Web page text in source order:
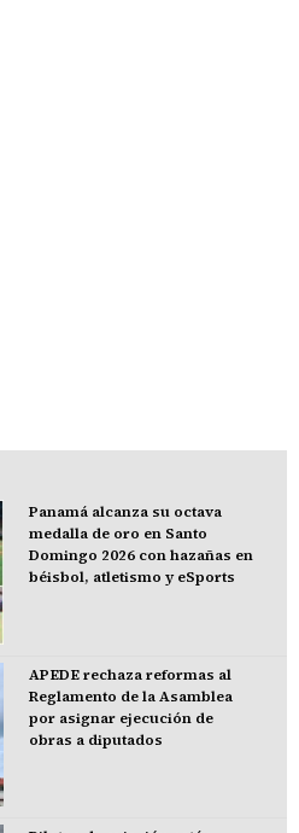
Panamá alcanza su octava
medalla de oro en Santo
Domingo 2026 con hazañas en
béisbol, atletismo y eSports
APEDE rechaza reformas al
Reglamento de la Asamblea
por asignar ejecución de
obras a diputados